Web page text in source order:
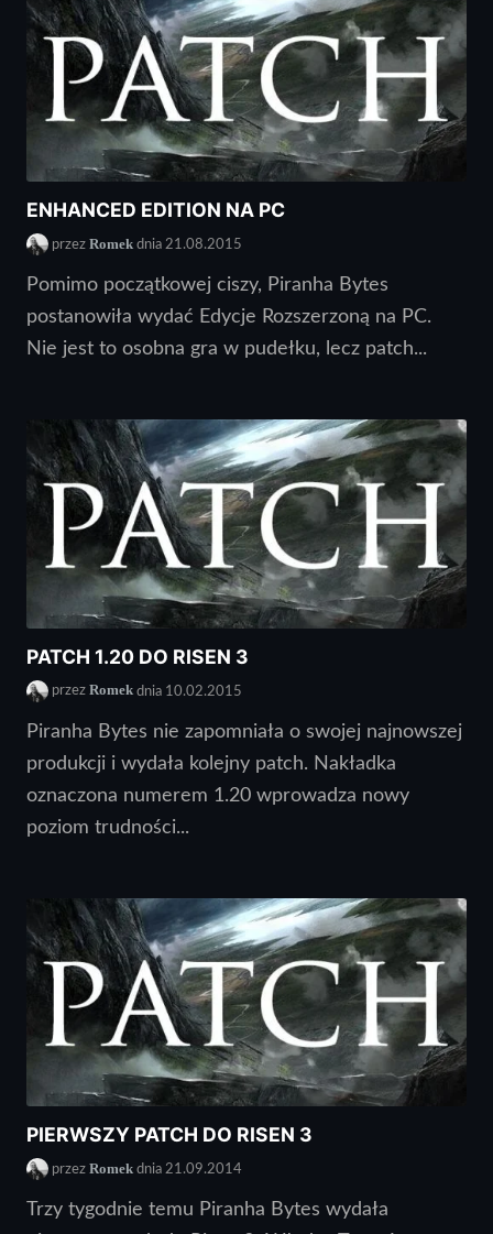
ENHANCED EDITION NA PC
przez Romek dnia 21.08.2015
Pomimo początkowej ciszy, Piranha Bytes
postanowiła wydać Edycje Rozszerzoną na PC.
Nie jest to osobna gra w pudełku, lecz patch...
PATCH 1.20 DO RISEN 3
przez Romek dnia 10.02.2015
Piranha Bytes nie zapomniała o swojej najnowszej
produkcji i wydała kolejny patch. Nakładka
oznaczona numerem 1.20 wprowadza nowy
poziom trudności...
PIERWSZY PATCH DO RISEN 3
przez Romek dnia 21.09.2014
Trzy tygodnie temu Piranha Bytes wydała